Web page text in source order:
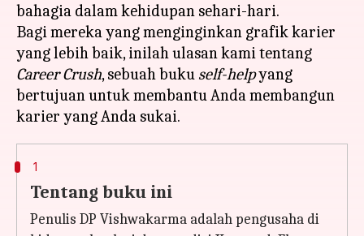
bahagia dalam kehidupan sehari-hari.
Bagi mereka yang menginginkan grafik karier
yang lebih baik, inilah ulasan kami tentang
Career Crush, sebuah buku self-helpyang
bertujuan untuk membantu Anda membangun
1
Tentang buku ini
Penulis DP Vishwakarma adalah pengusaha di